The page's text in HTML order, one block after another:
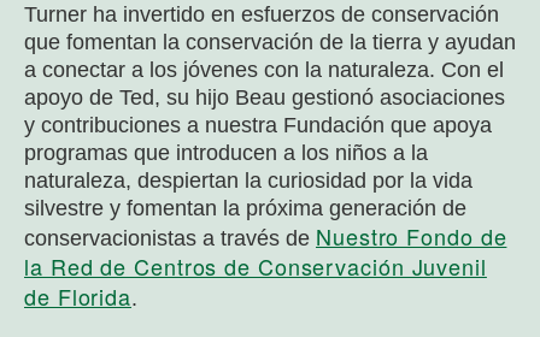
Turner ha invertido en esfuerzos de conservación
que fomentan la conservación de la tierra y ayudan
a conectar a los jóvenes con la naturaleza. Con el
apoyo de Ted, su hijo Beau gestionó asociaciones
y contribuciones a nuestra Fundación que apoya
programas que introducen a los niños a la
naturaleza, despiertan la curiosidad por la vida
silvestre y fomentan la próxima generación de
conservacionistas a través de Nuestro Fondo de
la Red de Centros de Conservación Juvenil
de Florida.